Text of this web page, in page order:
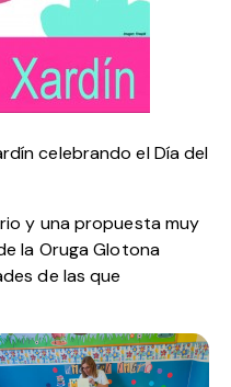
celebrando el Día del
y una propuesta muy
la Oruga Glotona
de las que